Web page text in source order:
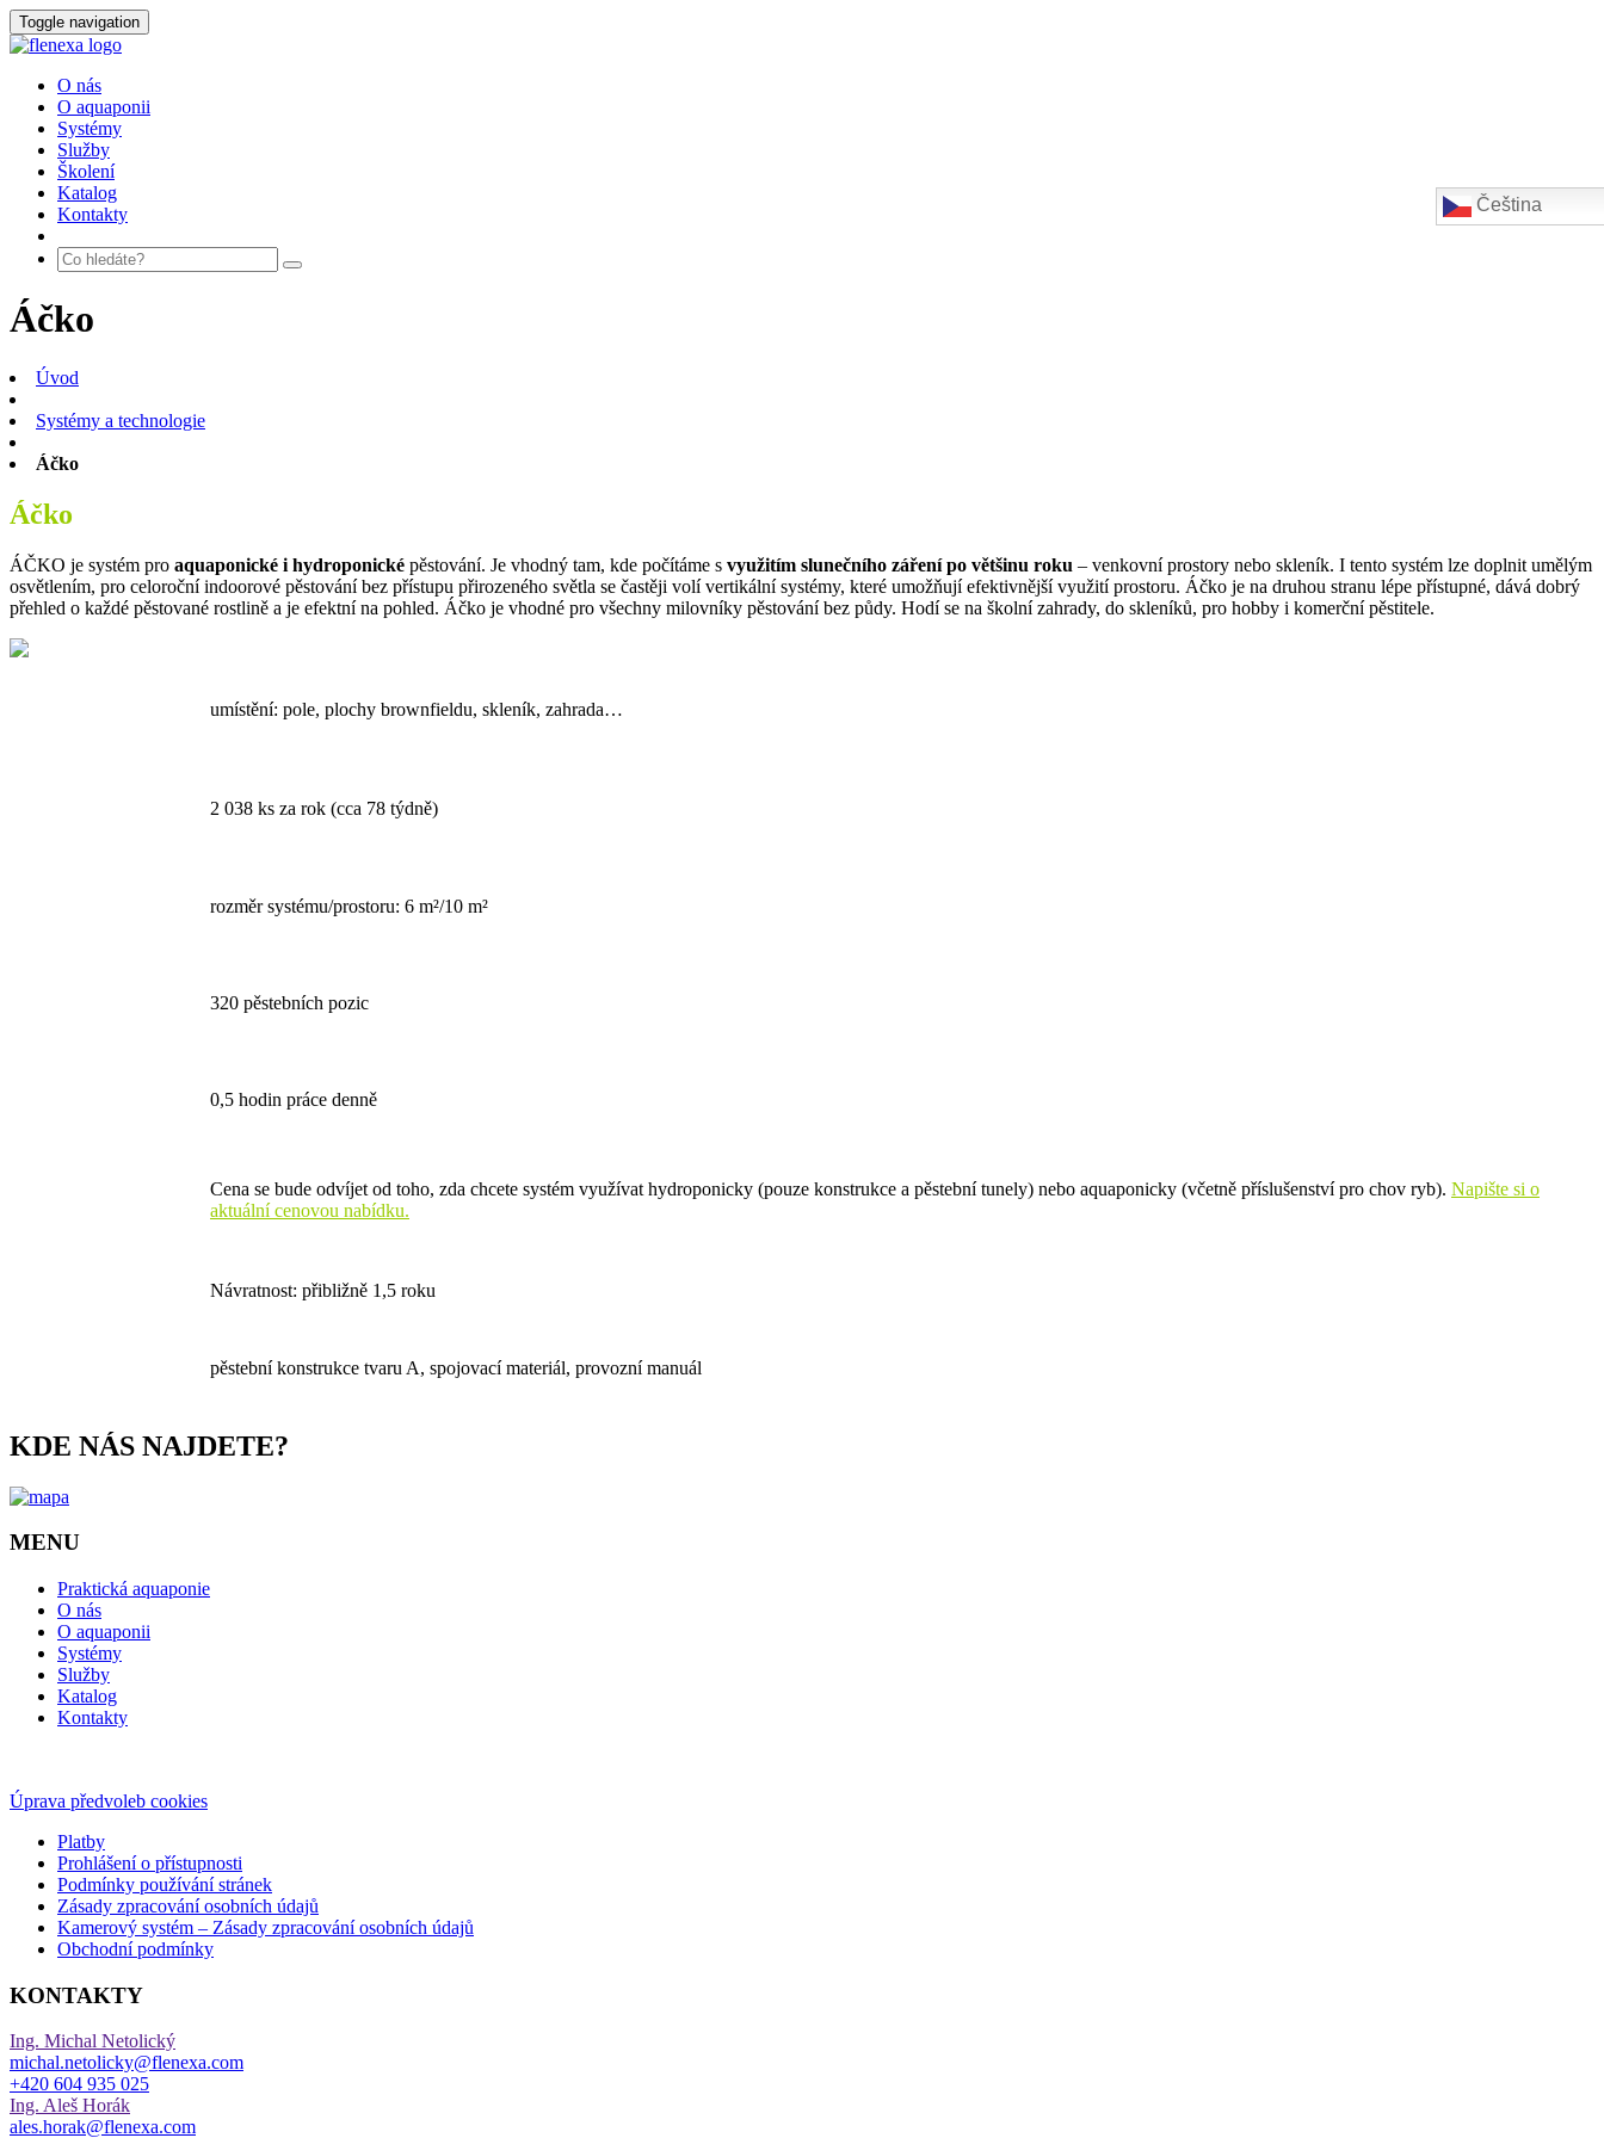
Toggle navigation
O nás
O aquaponii
Systémy
Služby
Školení
Katalog
Kontakty
Čeština‎
Áčko
Úvod
Systémy a technologie
Áčko
Áčko
ÁČKO je systém pro aquaponické i hydroponické pěstování. Je vhodný tam, kde počítáme s využitím slunečního záření po většinu roku – venkovní prostory nebo skleník. I tento systém lze doplnit umělým
osvětlením, pro celoroční indoorové pěstování bez přístupu přirozeného světla se častěji volí vertikální systémy, které umožňují efektivnější využití prostoru. Áčko je na druhou stranu lépe přístupné, dává dobrý
přehled o každé pěstované rostlině a je efektní na pohled. Áčko je vhodné pro všechny milovníky pěstování bez půdy. Hodí se na školní zahrady, do skleníků, pro hobby i komerční pěstitele.
umístění: pole, plochy brownfieldu, skleník, zahrada…
2 038 ks za rok (cca 78 týdně)
rozměr systému/prostoru: 6 m²/10 m²
320 pěstebních pozic
0,5 hodin práce denně
Cena se bude odvíjet od toho, zda chcete systém využívat hydroponicky (pouze konstrukce a pěstební tunely) nebo aquaponicky (včetně příslušenství pro chov ryb). Napište si o
aktuální cenovou nabídku.
Návratnost: přibližně 1,5 roku
pěstební konstrukce tvaru A, spojovací materiál, provozní manuál
KDE NÁS NAJDETE?
MENU
Praktická aquaponie
O nás
O aquaponii
Systémy
Služby
Katalog
Kontakty
Úprava předvoleb cookies
Platby
Prohlášení o přístupnosti
Podmínky používání stránek
Zásady zpracování osobních údajů
Kamerový systém – Zásady zpracování osobních údajů
Obchodní podmínky
KONTAKTY
Ing. Michal Netolický
michal.netolicky@flenexa.com
+420 604 935 025
Ing. Aleš Horák
ales.horak@flenexa.com